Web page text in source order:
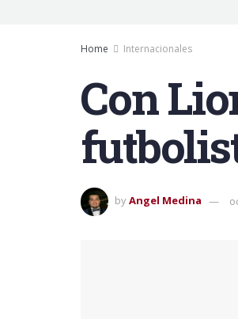
Home Internacionales
Con
byAngel Medina